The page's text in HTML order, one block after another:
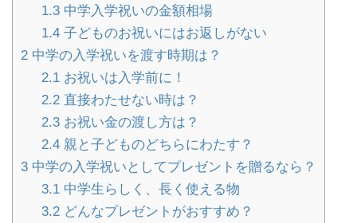
1.3中学入学祝いの金額相場
1.4子どものお祝いにはお返しがない
2 中学の入学祝いを渡す時期は？
2.1お祝いは入学前に！
2.2直接わたせない時は？
2.3お祝い金の渡し方は？
2.4親と子どものどちらにわたす？
3 中学の入学祝いとしてプレゼントを贈るなら？
3.1中学生らしく、長く使える物
3.2どんなプレゼントがおすすめ？